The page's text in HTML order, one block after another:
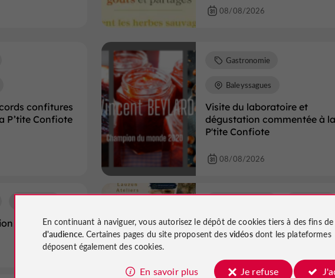
08/08/2026
confitures
P’tite Confiote
Visite du laboratoire et
dégustation commentée à la
P'tite Confiote
Gastronomie
Baleyssagues
08/08/2026
Atelier : Exposition
En continuant à naviguer, vous autorisez le dépôt de cookies tiers à des fins de
d'audience. Certaines pages du site proposent des vidéosdont les plateformes
déposent également des cookies.
En savoir plus Je refuse